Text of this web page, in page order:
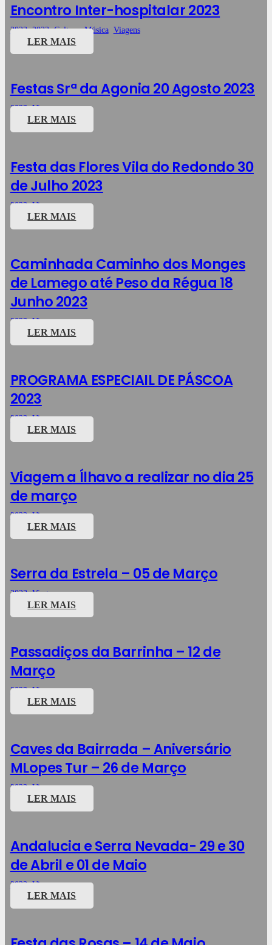
Encontro Inter-hospitalar 2023
2023,2023,Cultura,Música, Viagens
LER MAIS
Festas Srª da Agonia 20 Agosto 2023
2023,Viagens
LER MAIS
Festa das Flores Vila do Redondo 30
de Julho 2023
2023,Viagens
LER MAIS
Caminhada Caminho dos Monges
de Lamego até Peso da Régua 18
Junho 2023
2023,Viagens
LER MAIS
PROGRAMA ESPECIAIL DE PÁSCOA
2023
2023,Viagens
LER MAIS
Viagem a Ílhavo a realizar no dia 25
de março
2023,Viagens
LER MAIS
Serra da Estrela – 05 de Março
2023,Viagens
LER MAIS
Passadiços da Barrinha – 12 de
Março
2023,Viagens
LER MAIS
Caves da Bairrada – Aniversário
MLopes Tur – 26 de Março
2023,Viagens
LER MAIS
Andalucia e Serra Nevada- 29 e 30
de Abril e 01 de Maio
2023,Viagens
LER MAIS